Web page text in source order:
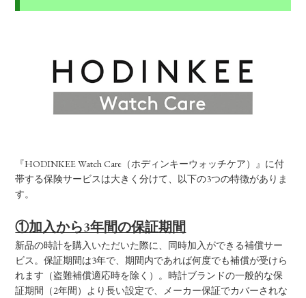
『HODINKEE Watch Care（ホディンキーウォッチケア）』に付
帯する保険サービスは大きく分けて、以下の3つの特徴がありま
す。
①加入から3年間の保証期間
新品の時計を購入いただいた際に、同時加入ができる補償サー
ビス。保証期間は3年で、期間内であれば何度でも補償が受けら
れます（盗難補償適応時を除く）。時計ブランドの一般的な保
証期間（2年間）より長い設定で、メーカー保証でカバーされな